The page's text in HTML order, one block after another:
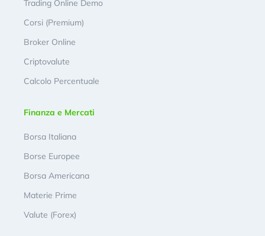
Trading Online Demo
Corsi (Premium)
Broker Online
Criptovalute
Calcolo Percentuale
Finanza e Mercati
Borsa Italiana
Borse Europee
Borsa Americana
Materie Prime
Valute (Forex)